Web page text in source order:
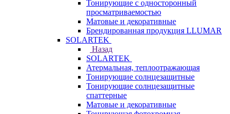
Тонирующие с односторонный
просматриваемостью
Матовые и декоративные
Брендированная продукция LLUMAR
SOLARTEK
Назад
SOLARTEK
Атермальная, теплоотражающая
Тонирующие солнцезащитные
Тонирующие солнцезащитные
спаттерные
Матовые и декоративные